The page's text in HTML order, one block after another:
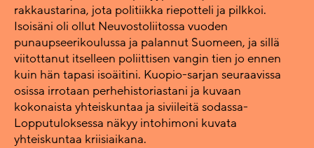
rakkaustarina, jota politiikka riepotteli ja pilkkoi.
Isoisäni oli ollut Neuvostoliitossa vuoden
punaupseerikoulussa ja palannut Suomeen, ja sillä
viitottanut itselleen poliittisen vangin tien jo ennen
kuin hän tapasi isoäitini. Kuopio-sarjan seuraavissa
osissa irrotaan perhehistoriastani ja kuvaan
kokonaista yhteiskuntaa ja siviileitä sodassa-
Lopputuloksessa näkyy intohimoni kuvata
yhteiskuntaa kriisiaikana.